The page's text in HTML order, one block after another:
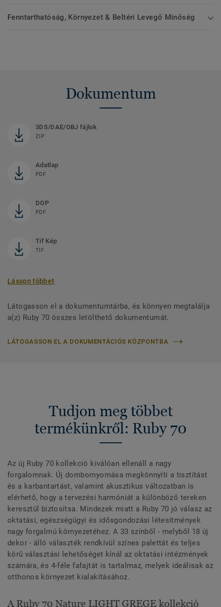
Fenntarthatóság, Környezet & Beltéri Levegő Minőség
Dokumentum
3DS/DAE/OBJ fájlok
ZIP
Adatlap
PDF
DOP
PDF
Tif Kép
TIF
Lásson többet
Látogasson el a dokumentumtárba, és könnyen megtalálja
a(z) Ruby 70 összes letölthető dokumentumát.
LÁTOGASSON EL A DOKUMENTÁCIÓS KÖZPONTBA
Tudjon meg többet
termékünkről: Ruby 70
Az új Ruby 70 kollekció kiválóan ellenáll a nagy
forgalomnak. Új dombornyomása megkönnyíti a tisztítást
és a karbantartást, valamint akusztikus változatban is
elérhető, hogy a tervezési harmóniát a különböző tereken
keresztül biztosítsa. Mindezek miatt a Ruby 70 jó válasz az
oktatási, egészségügyi és idősgondozási létesítmények
nagy forgalmú környezetéhez. A 33 színből - melyből 18 új
dekor - álló választék rendkívül színes palettát és teljes
körű választási lehetőséget kínál az oktatási intézmények
számára, és 4-féle fafajtát is tartalmaz, melyek ideálisak az
otthonos környezet kialakításához.
A Ruby 70 Nature LIGHT GREGE kollekció